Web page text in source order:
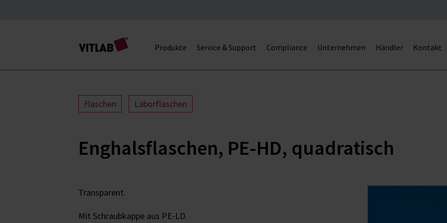
Produkte Service & Support Compliance Unternehmen Händler Kontakt
Flaschen Laborflaschen
Enghalsflaschen, PE-HD, quadratisch
Transparent.
Mit Schraubkappe aus PE-LD.